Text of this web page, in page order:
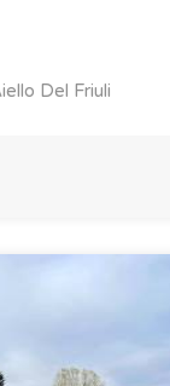
Del Friuli